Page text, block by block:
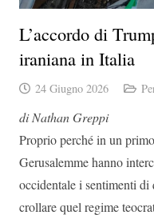
L’accordo di
iraniana in Italia
24 Giugno 2026
di Nathan Greppi
Proprio perché in un
Gerusalemme hanno
occidentale i sentimenti
crollare quel regime